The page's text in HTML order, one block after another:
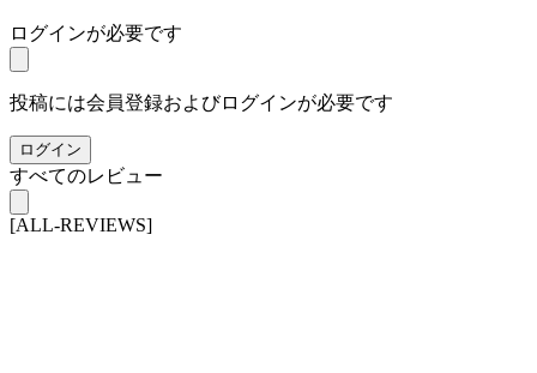
ログインが必要です
投稿には会員登録およびログインが必要です
ログイン
すべてのレビュー
[ALL-REVIEWS]